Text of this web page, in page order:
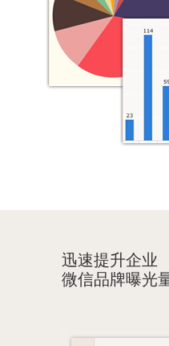
迅速提升企业
微信品牌曝光